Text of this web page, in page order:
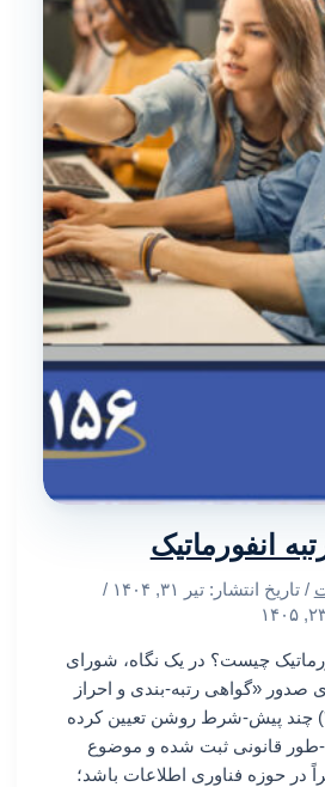
انفورماتیک
/ تاریخ انتشار: تیر ۳۱, ۱۴۰۴
/
چیست؟ در یک نگاه، شورای
صدور «گواهی رتبه-بندی و احراز
(گرید ۱ – ۷) چند پیش-شرط روشن تعیین کرده
قانونی ثبت شده و موضوع
حوزه فناوری اطلاعات باشد؛